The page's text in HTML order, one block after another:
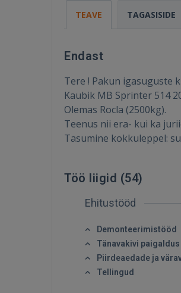
TEAVE TAGASISIDE
Endast
Tere ! Pakun igasuguste
Kaubik MB Sprinter 514
Olemas Rocla (2500kg).
Teenus nii era- kui ka
Tasumine kokkuleppel:
Töö liigid (54)
Ehitustööd
Demonteerimistööd
Tänavakivi paigaldus
Piirdeaedade ja
Tellingud